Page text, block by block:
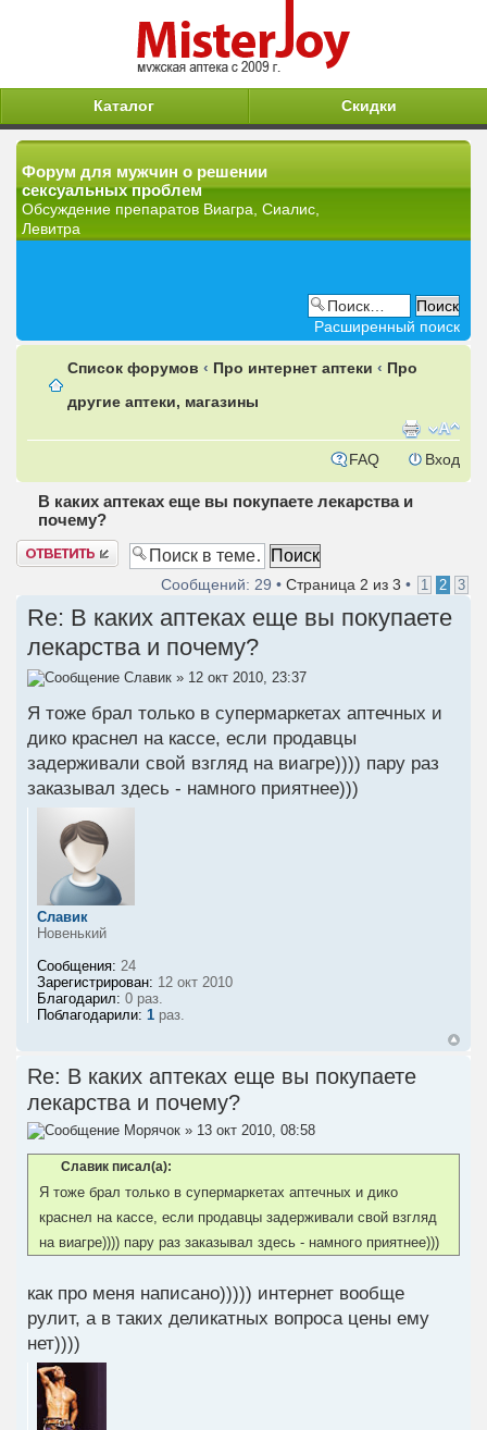
Каталог Скидки
Форум для мужчин о решении
сексуальных проблем
Обсуждение препаратов Виагра, Сиалис,
Левитра
Расширенный поиск
Список форумов ‹ Про интернет аптеки ‹ Про
другие аптеки, магазины
FAQ Вход
В каких аптеках еще вы покупаете лекарства и
почему?
Ответить
Сообщений: 29 • Страница 2 из 3 • 1 2 3
Re: В каких аптеках еще вы покупаете
лекарства и почему?
Славик » 12 окт 2010, 23:37
Я тоже брал только в супермаркетах аптечных и
дико краснел на кассе, если продавцы
задерживали свой взгляд на виагре)))) пару раз
заказывал здесь - намного приятнее)))
Славик
Новенький
Сообщения: 24
Зарегистрирован: 12 окт 2010
Благодарил: 0 раз.
Поблагодарили: 1 раз.
Re: В каких аптеках еще вы покупаете
лекарства и почему?
Морячок » 13 окт 2010, 08:58
Славик писал(а):
Я тоже брал только в супермаркетах аптечных и дико
краснел на кассе, если продавцы задерживали свой взгляд
на виагре)))) пару раз заказывал здесь - намного приятнее)))
как про меня написано))))) интернет вообще
рулит, а в таких деликатных вопроса цены ему
нет))))